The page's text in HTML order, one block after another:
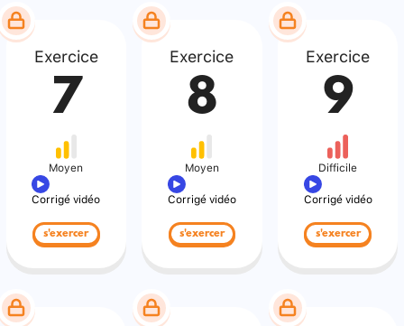
Exercice
7
Moyen
Corrigé vidéo
s'exercer
Exercice
8
Moyen
Corrigé vidéo
s'exercer
Exercice
9
Difficile
Corrigé vidéo
s'exercer